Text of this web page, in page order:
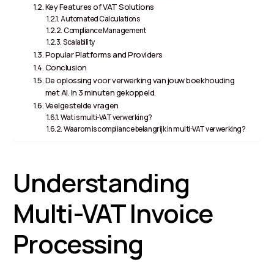
Key Features of VAT Solutions
Automated Calculations
Compliance Management
Scalability
Popular Platforms and Providers
Conclusion
De oplossing voor verwerking van jouw boekhouding
met AI. In 3 minuten gekoppeld.
Veelgestelde vragen
Wat is multi-VAT verwerking?
Waarom is compliance belangrijk in multi-VAT verwerking?
Understanding
Multi-VAT Invoice
Processing